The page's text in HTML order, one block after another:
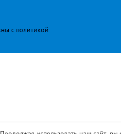
с политикой